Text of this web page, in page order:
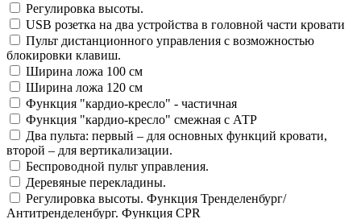
Регулировка высоты.
USB розетка на два устройства в головной части кровати
Пульт дистанционного управления с возможностью
блокировки клавиш.
Ширина ложа 100 см
Ширина ложа 120 см
Функция "кардио-кресло" - частичная
Функция "кардио-кресло" смежная с АТР
Два пульта: первый – для основных функций кровати,
второй – для вертикализации.
Беспроводной пульт управления.
Деревяные перекладины.
Регулировка высоты. Функция Тренделенбург/
Антитренделенбург. Функция CPR